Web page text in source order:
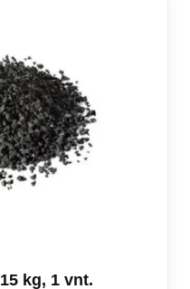
kg, 1 vnt.